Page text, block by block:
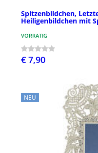
Spitzenbildchen,
Heiligenbildchen mit
VORRÄTIG
€ 7,90
NEU